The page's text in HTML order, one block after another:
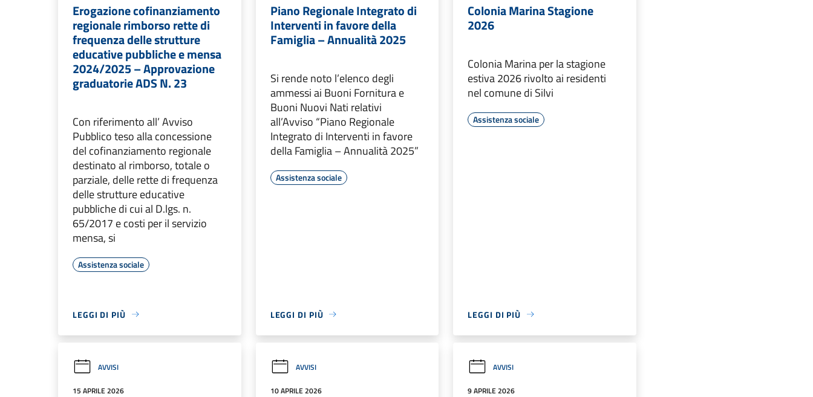
Erogazione cofinanziamento
regionale rimborso rette di
frequenza delle strutture
educative pubbliche e mensa
2024/2025 – Approvazione
graduatorie ADS N. 23
Con riferimento all’ Avviso
Pubblico teso alla concessione
del cofinanziamento regionale
destinato al rimborso, totale o
parziale, delle rette di frequenza
delle strutture educative
pubbliche di cui al D.lgs. n.
65/2017 e costi per il servizio
mensa, si
Assistenza sociale
LEGGI DI PIÙ
Piano Regionale Integrato di
Interventi in favore della
Famiglia – Annualità 2025
Si rende noto l’elenco degli
ammessi ai Buoni Fornitura e
Buoni Nuovi Nati relativi
all’Avviso “Piano Regionale
Integrato di Interventi in favore
della Famiglia – Annualità 2025”
Assistenza sociale
LEGGI DI PIÙ
Colonia Marina Stagione
2026
Colonia Marina per la stagione
estiva 2026 rivolto ai residenti
nel comune di Silvi
Assistenza sociale
LEGGI DI PIÙ
AVVISI
15 APRILE 2026
AVVISI
10 APRILE 2026
AVVISI
9 APRILE 2026